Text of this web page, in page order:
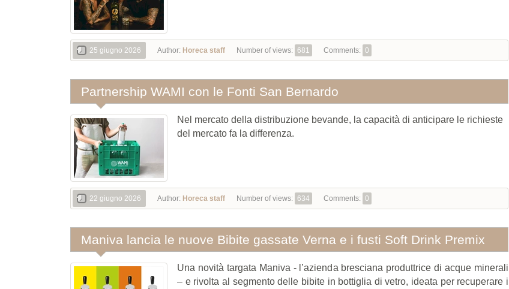
25 giugno 2026 Author: Horeca staff Number of views: 681 Comments: 0
Partnership WAMI con le Fonti San Bernardo
Nel mercato della distribuzione bevande, la capacità di anticipare le richieste
del mercato fa la differenza.
22 giugno 2026 Author: Horeca staff Number of views: 634 Comments: 0
Maniva lancia le nuove Bibite gassate Verna e i fusti Soft Drink Premix
Una novità targata Maniva - l’azienda bresciana produttrice di acque minerali
– e rivolta al segmento delle bibite in bottiglia di vetro, ideata per recuperare i